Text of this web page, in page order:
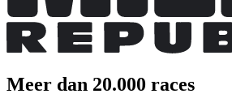
Meer dan 20.000 races